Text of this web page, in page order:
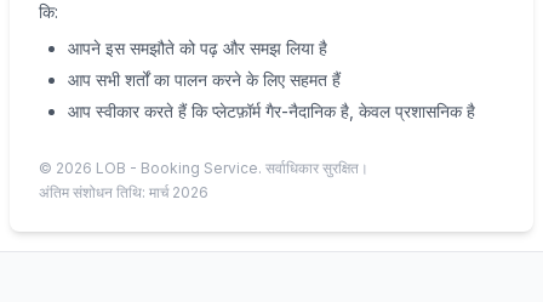
कि:
आपने इस समझौते को पढ़ और समझ लिया है
आप सभी शर्तों का पालन करने के लिए सहमत हैं
आप स्वीकार करते हैं कि प्लेटफ़ॉर्म गैर-नैदानिक है, केवल प्रशासनिक है
© 2026 LOB - Booking Service. सर्वाधिकार सुरक्षित।
अंतिम संशोधन तिथि: मार्च 2026